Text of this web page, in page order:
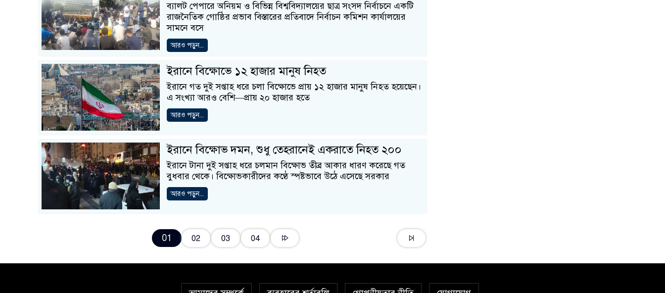
ব্যালট পেপারে অনিয়ম ও বিভিন্ন বিশ্ববিদ্যালয়ের ছাত্র সংসদ নির্বাচনে একটি
রাজনৈতিক গোষ্ঠির প্রভাব বিস্তারের প্রতিবাদে নির্বাচন কমিশন কার্যালয়ের
সামনে বসে
আরও পড়ুন...
ইরানে বিক্ষোভে ১২ হাজার মানুষ নিহত
ইরানে গত দুই সপ্তাহ ধরে চলা বিক্ষোভে প্রায় ১২ হাজার মানুষ নিহত হয়েছেন।
এ সংখ্যা আরও বেশি—প্রায় ২০ হাজার হতে
আরও পড়ুন...
ইরানে বিক্ষোভ দমন, শুধু তেহরানেই একরাতে নিহত ২০০
ইরানে টানা দুই সপ্তাহ ধরে চলমান বিক্ষোভ তীব্র আকার ধারণ করেছে গত
বুধবার থেকে। বিক্ষোভকারীদের কণ্ঠে স্পষ্টভাবে উঠে এসেছে সরকার
আরও পড়ুন...
01 02 03 04